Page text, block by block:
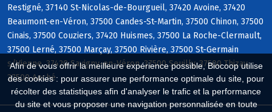
Afin de vous offrir la meilleure expérience possible, Biocoop utilise
des cookies : pour assurer une performance optimale du site, pour
récolter des statistiques afin d'analyser le trafic et la performance
du site et vous proposer une navigation personnalisée en toute
Restigné, 37140 St-Nicolas-de-Bourgueil, 37420 Avoine, 37420
Beaumont-en-Véron, 37500 Candes-St-Martin, 37500 Chinon, 37500
Cinais, 37500 Couziers, 37420 Huismes, 37500 La Roche-Clermault,
37500 Lerné, 37500 Marçay, 37500 Rivière, 37500 St-Germain
s/Vienne, 37420 Savigny-en-Véron, 37500 Seuilly, 37500 Thizay,
37500 Anché